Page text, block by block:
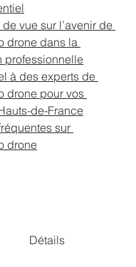
vue sur l’avenir de
drone dans la
professionnelle
à des experts de
drone pour vos
de-France
sur
drone
Détails